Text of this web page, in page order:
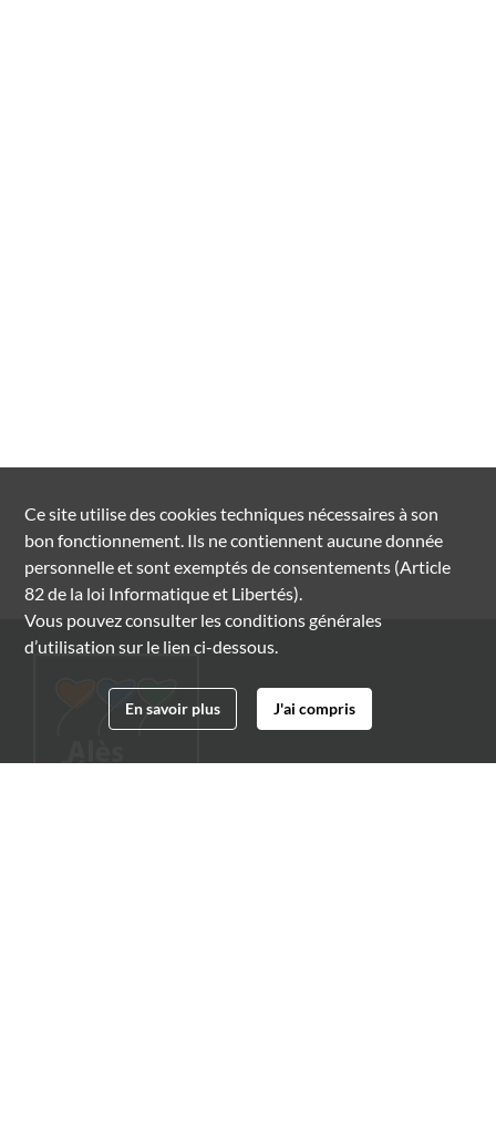
Ce site utilise descookiestechniques nécessaires à son
bon fonctionnement. Ils ne contiennent aucune donnée
personnelle et sont exemptés de consentements (Article
82 de la loi Informatique et Libertés).
Vous pouvez consulter les conditions générales
d’utilisation sur le lien ci-dessous.
En savoir plus J'ai compris